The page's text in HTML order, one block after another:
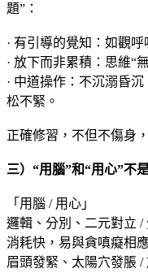
題”：
· 有引導的覺知：如觀
· 放下而非累積：思維“
· 中道操作：不沉溺昏
松不緊。
正確修習，不但不傷身
三）“用腦”和“用心”不
「用腦 / 用心」
邏輯、分別、二元對立 /
消耗快，易與貪嗔癡相
眉頭發緊、太陽穴發脹 /